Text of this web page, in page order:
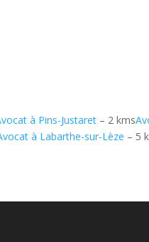
à Pins-Justaret – 2 kms
à Labarthe-sur-Lèze – 5